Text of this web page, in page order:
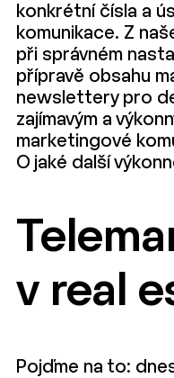
konkrétní čísla a
komunikace. Z
při správném
přípravě obsahu
newslettery pro
zajímavým a
marketingové
O jaké další
v real
Pojďme na to: